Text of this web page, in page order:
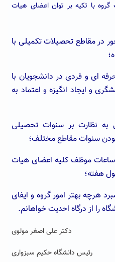
گروه با تکیه بر توان اعضای هیات
در مقاطع تحصیلات تکمیلی با
ای و فردی در دانشجویان با
و ایجاد انگیزه و اعتماد به
به نظارت بر سنوات تحصیلی
سنوات مقاطع مختلف؛
ساعات موظف کلیه اعضای هیات
هفته؛
هرچه بهتر امور گروه و ایفای
را از درگاه احدیت خواهانم.
دکتر علی اصغر مولوی
رئیس دانشگاه حکیم سبزواری